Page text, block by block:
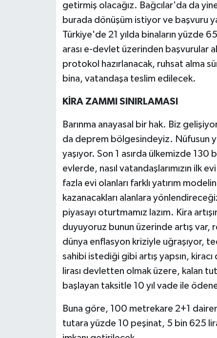
getirmiş olacağız. Bağcılar'da da
burada dönüşüm istiyor ve başvuru
Türkiye'de 21 yılda binaların yüzde
arası e-devlet üzerinden başvurular
protokol hazırlanacak, ruhsat alma
bina, vatandaşa teslim edilecek.
KİRA ZAMMI SINIRLAMASI
Barınma anayasal bir hak. Biz
da deprem bölgesindeyiz. Nüfusun
yaşıyor. Son 1 asırda ülkemizde 130
evlerde, nasıl vatandaşlarımızın ilk
fazla evi olanları farklı yatırım
kazanacakları alanlara
piyasayı oturtmamız lazım. Kira
duyuyoruz bunun üzerinde artış var,
dünya enflasyon kriziyle uğraşıyor,
sahibi istediği gibi artış yapsın,
lirası devletten olmak üzere, kalan
başlayan taksitle 10 yıl vade ile
Buna göre, 100 metrekare 2+1
tutara yüzde 10 peşinat, 5 bin 625